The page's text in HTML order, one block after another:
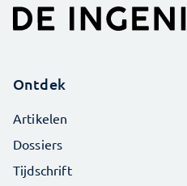
Ontdek
Artikelen
Dossiers
Tijdschrift